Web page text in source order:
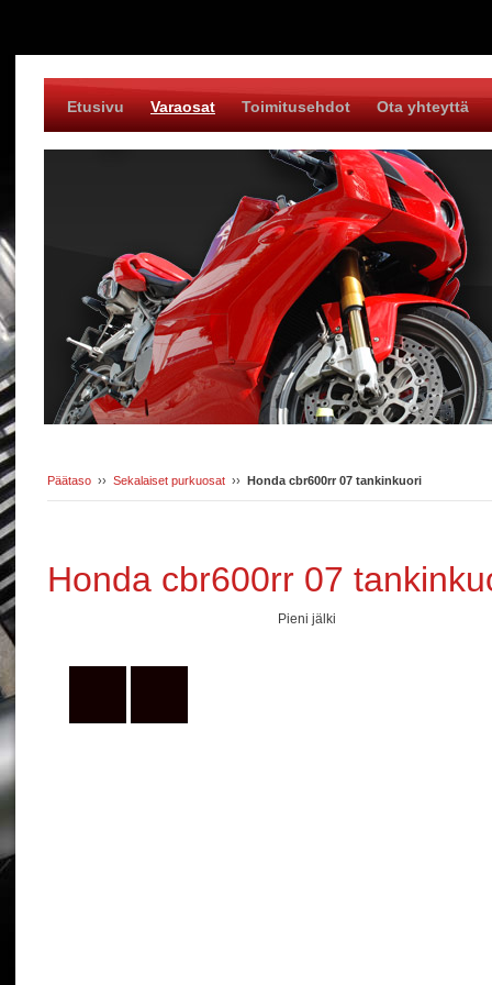
Etusivu Varaosat Toimitusehdot Ota yhteyttä
Päätaso ›› Sekalaiset purkuosat ›› Honda cbr600rr 07 tankinkuori
Honda cbr600rr 07
Pieni jälki